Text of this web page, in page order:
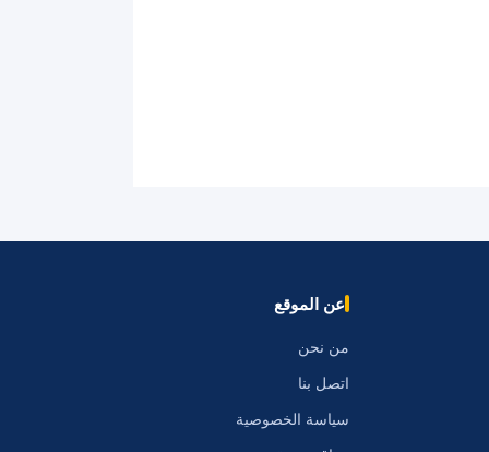
عن الموقع
من نحن
اتصل بنا
سياسة الخصوصية